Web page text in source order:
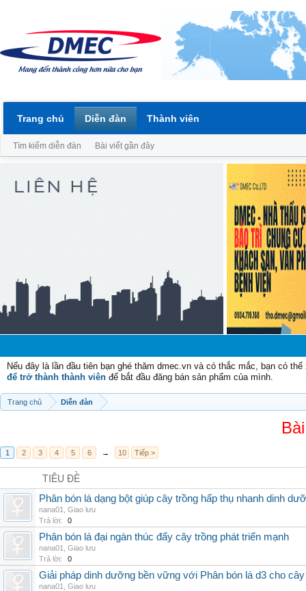
Nếu đây là lần đầu tiên bạn ghé thăm dmec.vn và có thắc mắc, bạn có
để trở thành thành viên để bắt đầu đăng bán sản phẩm của mình.
Trang chủ Diễn đàn
1 2 3 4 5 6 → 10 Tiếp >
TIÊU ĐỀ
Phân bón lá dạng bột giúp cây trồng hấp thụ nhanh dinh
nana01
Giao lưu
Trả lời:
0
Phân bón lá đại ngàn thúc đẩy cây trồng phát triển mạnh
nana01
Giao lưu
Trả lời:
0
Giải pháp dinh dưỡng bền vững với Phân bón lá d3 cho cây
nana01
Giao lưu
Trang chủ Diễn đàn
Tìm kiếm diễn đàn Bài viết gần đây
Thành viên